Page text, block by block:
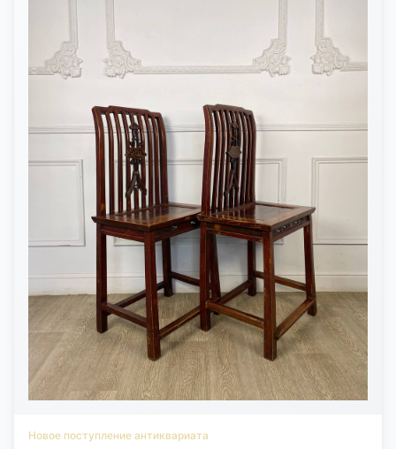
Новое поступление антиквариата